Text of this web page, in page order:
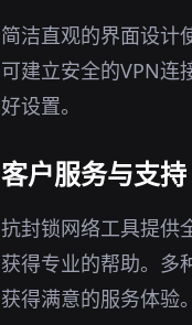
简洁直观的界面设计
可建立安全的VPN连
好设置。
客户服务与支持
抗封锁网络工具提供
获得专业的帮助。多
获得满意的服务体验。